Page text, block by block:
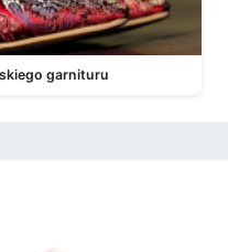
garnituru